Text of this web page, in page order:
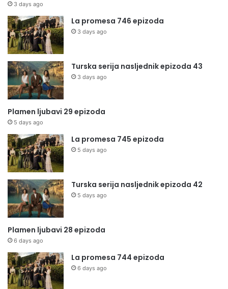
3 days ago
La promesa 746 epizoda
3 days ago
Turska serija nasljednik epizoda 43
3 days ago
Plamen ljubavi 29 epizoda
5 days ago
La promesa 745 epizoda
5 days ago
Turska serija nasljednik epizoda 42
5 days ago
Plamen ljubavi 28 epizoda
6 days ago
La promesa 744 epizoda
6 days ago